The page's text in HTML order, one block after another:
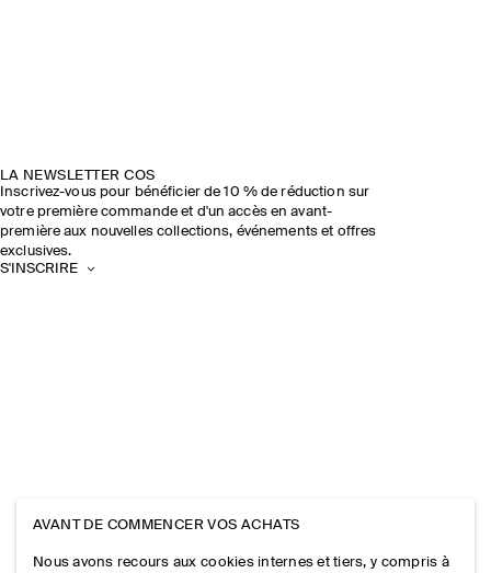
LA NEWSLETTER COS
Inscrivez-vous pour bénéficier de 10 % de réduction sur
votre première commande et d'un accès en avant-
première aux nouvelles collections, événements et offres
exclusives.
S'INSCRIRE
AVANT DE COMMENCER VOS ACHATS
Nous avons recours aux cookies internes et tiers, y compris à